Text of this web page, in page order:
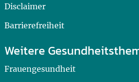
Disclaimer
Barrierefreiheit
Weitere
Frauengesundheit